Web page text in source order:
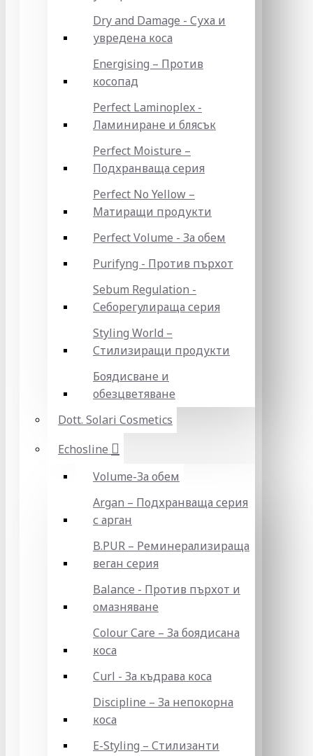
Dry and Damage - Суха и
увредена коса
Energising – Против
косопад
Perfect Laminoplex -
Ламиниране и блясък
Perfect Moisture –
Подхранваща серия
Perfect No Yellow –
Матиращи продукти
Perfect Volume - За обем
Purifyng - Против пърхот
Sebum Regulation -
Себорегулираща серия
Styling World –
Стилизиращи продукти
Боядисване и
обезцветяване
Dott. Solari Cosmetics
Echosline
Volume-За обем
Argan – Подхранваща серия
с арган
B.PUR – Реминерализираща
веган серия
Balance - Против пърхот и
омазняване
Colour Care – За боядисана
коса
Curl - За къдрава коса
Discipline – За непокорна
коса
E-Styling – Стилизанти